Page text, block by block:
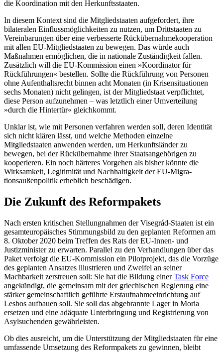
die Koordination mit den Herkunftsstaaten.
In diesem Kontext sind die Mitglied­staaten aufgefordert, ihre
bilateralen Ein­fluss­möglichkeiten zu nutzen, um Dritt­staaten zu
Vereinbarungen über eine ver­bes­serte Rückübernahmekooperation
mit allen EU-Mitgliedstaaten zu bewegen. Das würde auch
Maßnahmen ermöglichen, die in natio­nale Zuständigkeit fallen.
Zusätzlich will die EU-Kommission einen »Koordinator für
Rückführungen« bestellen. Sollte die Rück­führung von Personen
ohne Aufenthalts­recht binnen acht Monaten (in Krisensitua­tionen
sechs Monaten) nicht gelingen, ist der Mitgliedstaat verpflichtet,
diese Person aufzunehmen – was letztlich einer Umver­teilung
»durch die Hintertür« gleichkommt.
Unklar ist, wie mit Personen verfahren werden soll, deren Identität
sich nicht klä­ren lässt, und welche Methoden einzelne
Mitgliedstaaten anwenden werden, um Herkunftsländer zu
bewegen, bei der Rück­übernahme ihrer Staatsangehörigen zu
kooperieren. Ein noch härteres Vorgehen als bisher könnte die
Wirksamkeit, Legiti­mität und Nach­haltigkeit der EU-Migra­
tionsaußenpolitik erheblich beschädigen.
Die Zukunft des Reformpakets
Nach ersten kritischen Stellungnahmen der Visegrád-Staaten ist ein
gesamteuropäisches Stimmungsbild zu den geplanten Reformen am
8. Oktober 2020 beim Treffen des Rats der EU-Innen- und
Justizminister zu erwar­ten. Parallel zu den Verhandlungen über das
Paket verfolgt die EU-Kommission ein Pilotprojekt, das die Vorzüge
des geplanten Ansatzes illustrieren und Zweifel an seiner
Machbarkeit zerstreuen soll: Sie hat die Bildung einerTask Force
angekündigt, die gemeinsam mit der griechischen Regierung eine
stärker gemeinschaftlich geführte Erst­aufnahmeeinrichtung auf
Lesbos aufbauen soll. Sie soll das abgebrannte Lager in Moria
ersetzen und eine adäquate Unterbringung und Registrierung von
Asylsuchenden gewährleisten.
Ob dies ausreicht, um die Unterstützung der Mitgliedstaaten für eine
umfassende Umsetzung des Reformpakets zu gewinnen, bleibt